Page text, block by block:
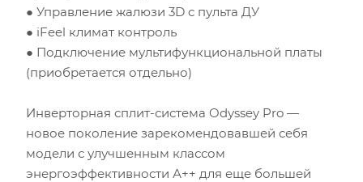
● Управление жалюзи 3D с пульта ДУ
● iFeel климат контроль
● Подключение мультифункциональной платы
(приобретается отдельно)
Инверторная сплит-система Odyssey Pro —
новое поколение зарекомендовавшей себя
модели с улучшенным классом
энергоэффективности А++ для еще большей
Количество компьютеров
Количество телевизоров
Мощность остальной бытовой техники, Вт
Рекомендуемый диапазон мощности: